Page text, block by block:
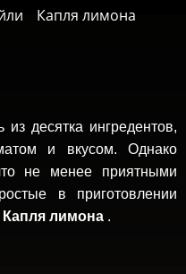
Капля лимона
из десятка ингредентов,
и вкусом. Однако
не менее приятными
в приготовлении
Капля лимона .